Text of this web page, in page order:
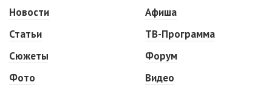
Новости
Статьи
Сюжеты
Фото
Афиша
ТВ-Программа
Форум
Видео